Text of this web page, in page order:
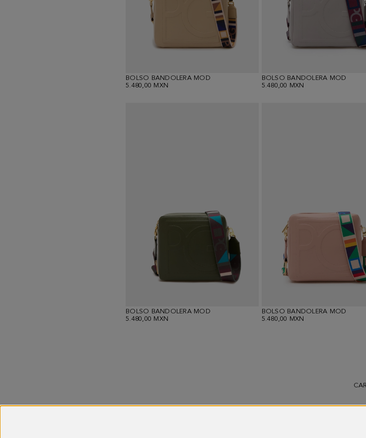
BOLSO BANDOLERA MOD
5.480,00 MXN
BOLSO BANDOLERA MOD
5.480,00 MXN
BOLSO BANDOLERA MOD
5.480,00 MXN
BOLSO BANDOLERA MOD
5.480,00 MXN